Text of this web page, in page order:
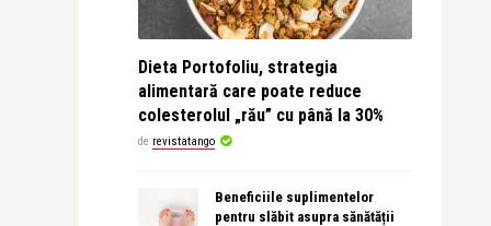
Dieta Portofoliu, strategia
alimentară care poate reduce
colesterolul „rău” cu până la 30%
de revistatango
Beneficiile suplimentelor
pentru slăbit asupra sănătății